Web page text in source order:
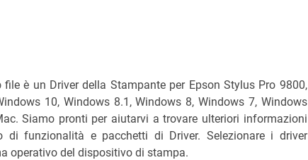
file è un Driver della Stampante per Epson Stylus Pro 9800,
10, Windows 8.1, Windows 8, Windows 7, Windows
Siamo pronti per aiutarvi a trovare ulteriori informazioni
di funzionalità e pacchetti di Driver. Selezionare i driver
operativo del dispositivo di stampa.